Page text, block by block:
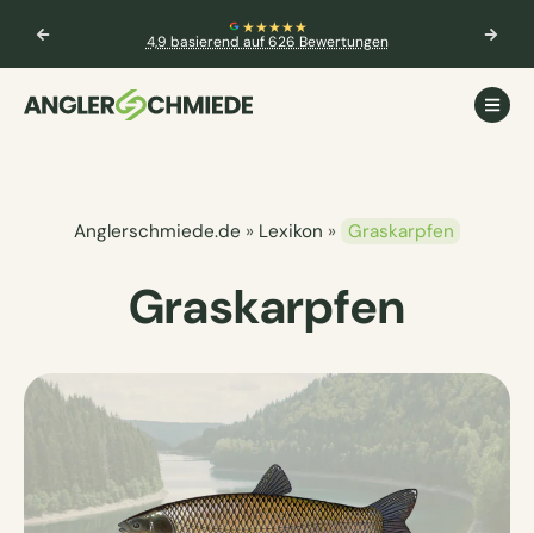
★★★★★
4,9 basierend auf 626 Bewertungen
Anglerschmiede.de » Lexikon » Graskarpfen
Graskarpfen